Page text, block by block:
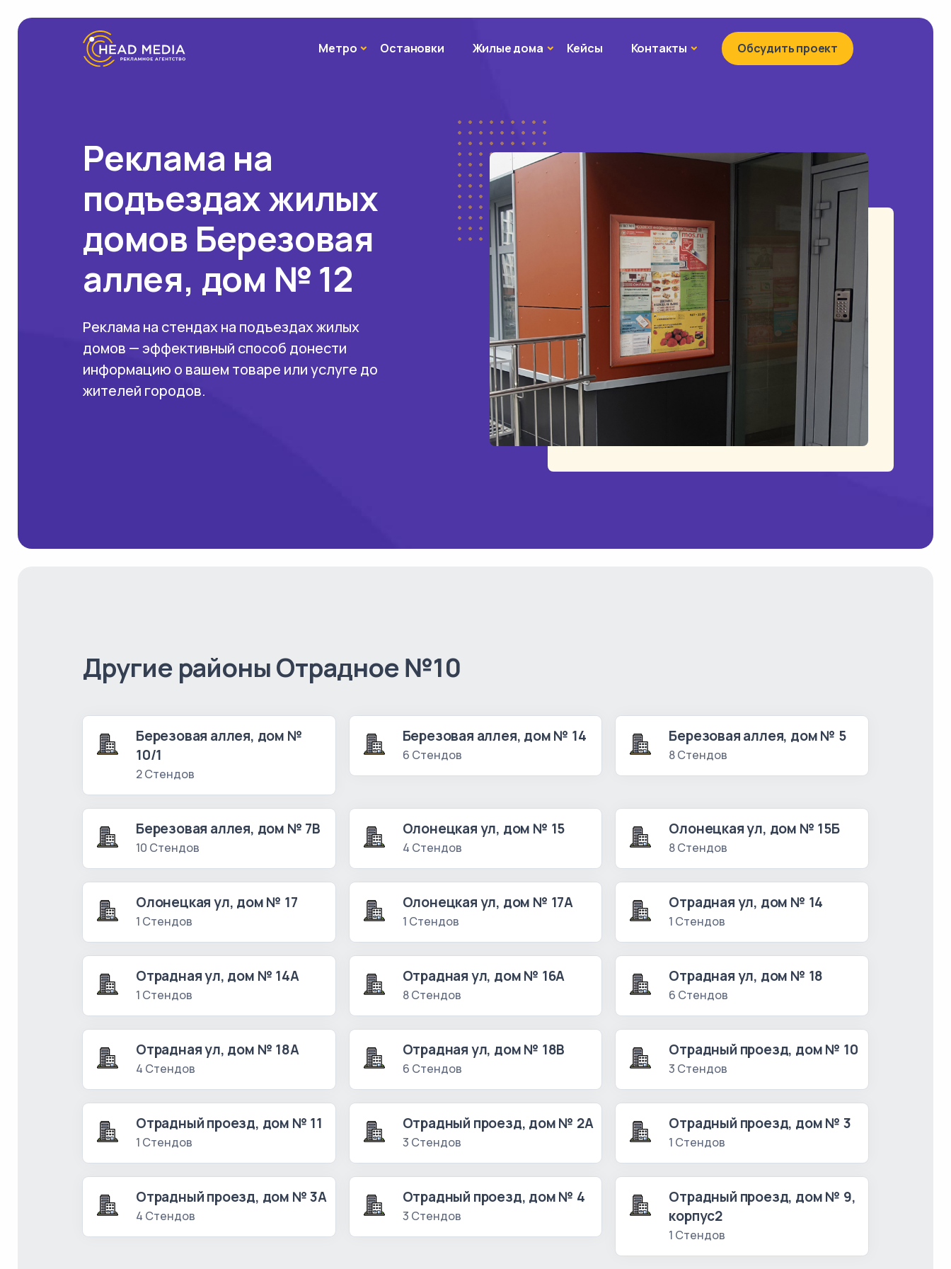
МетроМетроОстановки Жилые домаЖилые дома
Кейсы Контакты КонтактыОбсудить проект
Реклама на
подъездах жилых
домов Березовая
аллея, дом № 12
Реклама на стендах на подъездах жилых
домов — эффективный способ донести
информацию о вашем товаре или услуге до
жителей городов.
Другие районы Отрадное №10
Березовая аллея, дом №
10/1
2 Стендов
Березовая аллея, дом № 14
6 Стендов
Березовая аллея, дом № 5
8 Стендов
Березовая аллея, дом № 7В
10 Стендов
Олонецкая ул, дом № 15
4 Стендов
Олонецкая ул, дом № 15Б
8 Стендов
Олонецкая ул, дом № 17
1 Стендов
Олонецкая ул, дом № 17А
1 Стендов
Отрадная ул, дом № 14
1 Стендов
Отрадная ул, дом № 14А
1 Стендов
Отрадная ул, дом № 16А
8 Стендов
Отрадная ул, дом № 18
6 Стендов
Отрадная ул, дом № 18А
4 Стендов
Отрадная ул, дом № 18В
6 Стендов
Отрадный проезд, дом № 10
3 Стендов
Отрадный проезд, дом № 11
1 Стендов
Отрадный проезд, дом № 2А
3 Стендов
Отрадный проезд, дом № 3
1 Стендов
Отрадный проезд, дом № 3А
4 Стендов
Отрадный проезд, дом № 4
3 Стендов
Отрадный проезд, дом № 9,
корпус2
1 Стендов